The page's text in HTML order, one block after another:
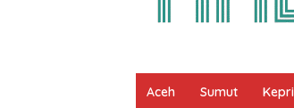
Aceh Sumut Kepri